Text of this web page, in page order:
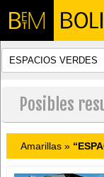
Posibles
Amarillas »